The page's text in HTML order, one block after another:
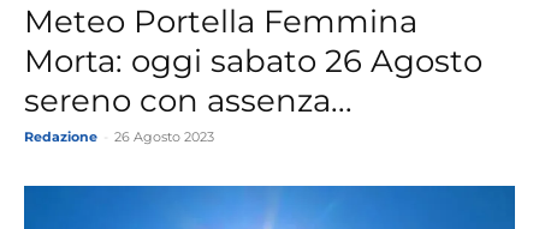
Meteo Portella Femmina
Morta: oggi sabato 26 Agosto
sereno con assenza...
Redazione 26 Agosto 2023